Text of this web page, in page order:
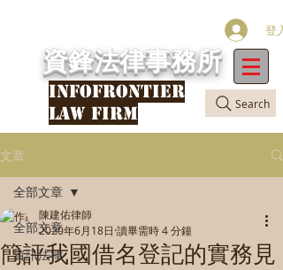
Search
登入
資鋒法律事務所
INFOFRONTIER
LAW FIRM
文章
全部文章
資訊法律
全部文章
簡評我國借名登記的實務見
陳建佑律師
2020年6月18日 讀畢需時 4 分鐘